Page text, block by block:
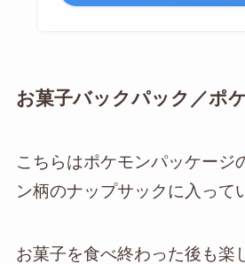
お菓子バックパック／ポ
こちらはポケモンパッケージ
ン柄のナップサックに入って
お菓子を食べ終わった後も楽